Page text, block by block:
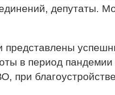
депутаты.
в период
при